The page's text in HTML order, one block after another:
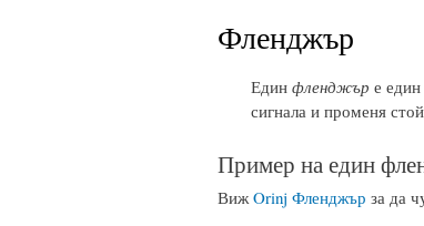
Фленджър
Един фленджър е
сигнала и променя
Пример на един
Виж Orinj Фленджър за да